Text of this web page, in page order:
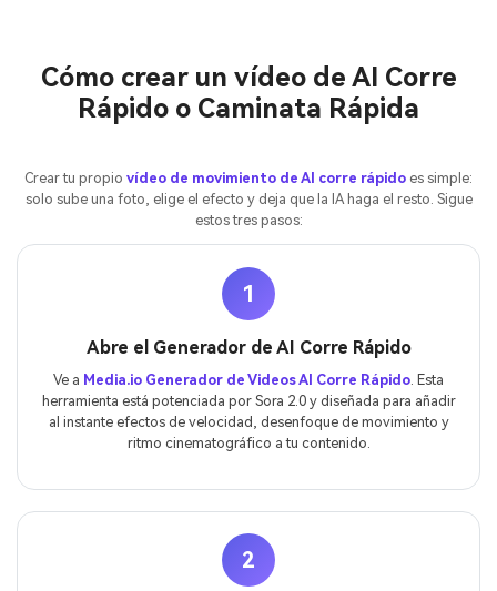
Cómo crear un vídeo de AI Corre
Rápido o Caminata Rápida
Crear tu propio vídeo de movimiento de AI corre rápido es simple:
solo sube una foto, elige el efecto y deja que la IA haga el resto. Sigue
estos tres pasos:
1
Abre el Generador de AI Corre Rápido
Ve a Media.io Generador de Videos AI Corre Rápido . Esta
herramienta está potenciada por Sora 2.0 y diseñada para añadir
al instante efectos de velocidad, desenfoque de movimiento y
ritmo cinematográfico a tu contenido.
2